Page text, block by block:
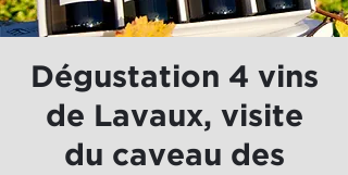
Dégustation 4 vins
de Lavaux, visite
du caveau des